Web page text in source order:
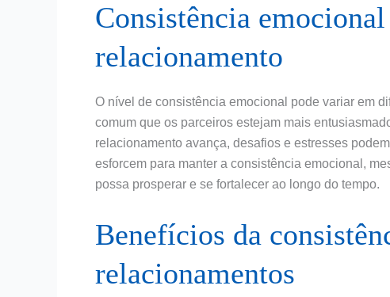
Consistência
relacionamento
O nível de consistência emocional pode variar em
comum que os parceiros estejam mais
relacionamento avança, desafios e estresses
esforcem para manter a consistência emocional,
possa prosperar e se fortalecer ao longo do tempo.
Benefícios da
relacionamentos